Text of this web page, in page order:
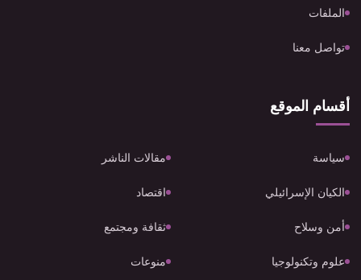
الملفات
تواصل معنا
أقسام الموقع
سياسة مقالات الناشر
الكيان الإسرائيلي اقتصاد
أمن وسلاح ثقافة ومجتمع
علوم وتكنولوجيا منوعات